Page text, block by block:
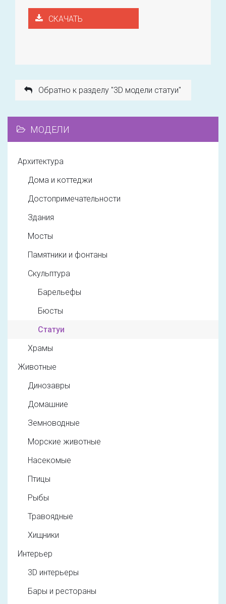
СКАЧАТЬ
Обратно к разделу "3D модели статуи"
МОДЕЛИ
Архитектура
Дома и коттеджи
Достопримечательности
Здания
Мосты
Памятники и фонтаны
Скульптура
Барельефы
Бюсты
Статуи
Храмы
Животные
Динозавры
Домашние
Земноводные
Морские животные
Насекомые
Птицы
Рыбы
Травоядные
Хищники
Интерьер
3D интерьеры
Бары и рестораны